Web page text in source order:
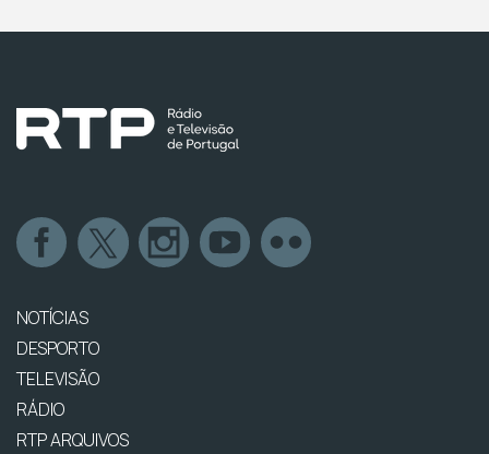
NOTÍCIAS
DESPORTO
TELEVISÃO
RÁDIO
RTP ARQUIVOS